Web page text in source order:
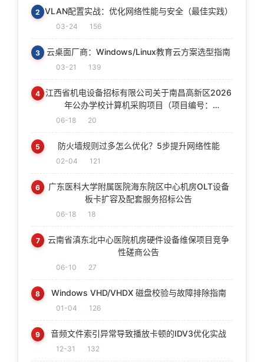
2 VLAN配置实战：优化网络性能与安全（最佳实践）
03-24 156
3 云桌面厂商：Windows/Linux教育云方案选型指南
03-21 139
4 江西省机电设备招标有限公司关于南昌高新区2026
年公办学校计算机采购项目（项目编号：
JXTC2026010386）的电子化竞争性磋商公告
06-18 20
5 防火墙规则过多怎么优化？5步提升网络性能
02-04 121
6
广东医科大学附属医院海东院区中心机房OLT设备
板卡扩容及配套服务招标公告
06-18 18
7
云南省滇东北中心医院机房硬件设备维保项目竞争
性磋商公告
06-10 27
8 Windows VHD/VHDX 磁盘校验与故障排除指南
01-04 126
9 音频文件索引异常导致播放卡顿的IDV3优化实战
12-31 132